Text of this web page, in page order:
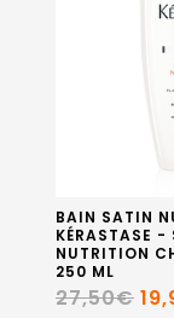
BAIN SATIN
KÉRASTASE -
NUTRITION
250 ML
27,50€